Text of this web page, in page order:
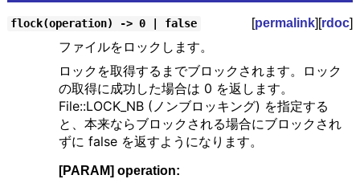
flock(operation) -> 0 | false [permalink][rdoc]
ファイルをロックします。
ロックを取得するまでブロックされます。ロック
の取得に成功した場合は 0 を返します。
File::LOCK_NB (ノンブロッキング) を指定する
と、本来ならブロックされる場合にブロックされ
ずに false を返すようになります。
[PARAM] operation: